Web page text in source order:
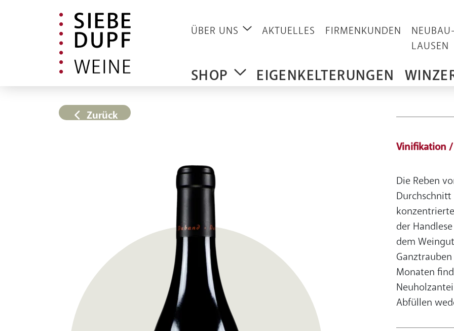
ÜBER UNS AKTUELLES FIRMENKUNDEN
LAUSEN
SHOP EIGENKELTERUNGEN
Zurück
Vinifikation /
Die Reben
Durchschnitt
der
dem
Monaten
Abfüllen